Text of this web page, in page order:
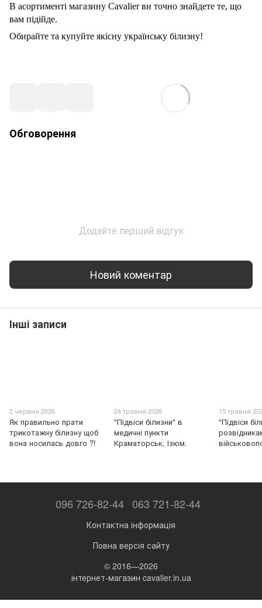
В асортименті магазину Cavalier ви точно знайдете те, що
вам підійде.
Обирайте та купуйте якісну українську білизну!
Обговорення
Додайте перший відгук
Новий коментар
Інші записи
2 червня 2026
Як правильно прати
трикотажну білизну щоб
вона носилась довго ?!
24 травня 2026
"Підвіси білизни" в
медичні пункти
Краматорськ, Ізюм.
15 травня
"Підвіси
096 726-82-44 063 721-82-44
Контактна інформація
Повна версія сайту
© 2016—2026
інтернет-магазин cavalier.in.ua